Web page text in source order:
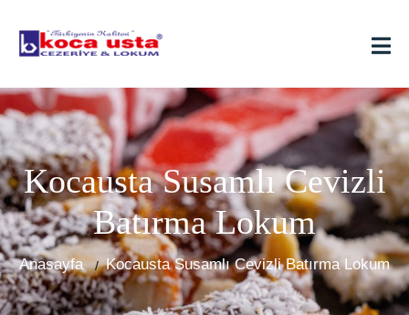
Kocausta Susamlı Cevizli
Batırma Lokum
Anasayfa Kocausta Susamlı Cevizli Batırma Lokum